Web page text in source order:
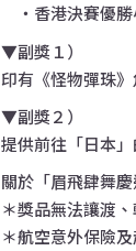
・香港決賽優
▼副獎１）
印有《怪物彈珠
▼副獎２）
提供前往「日本
關於「眉飛肆舞
＊獎品無法讓渡
＊航空意外保險